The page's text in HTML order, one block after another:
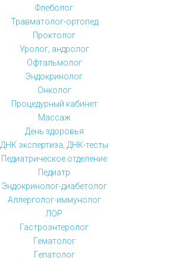
Флеболог
Травматолог-ортопед
Проктолог
Уролог, андролог
Офтальмолог
Эндокринолог
Онколог
Процедурный кабинет
Массаж
День здоровья
ДНК экспертиза, ДНК-тесты
Педиатрическое отделение
Педиатр
Эндокринолог-диабетолог
Аллерголог-иммунолог
ЛОР
Гастроэнтеролог
Гематолог
Гепатолог